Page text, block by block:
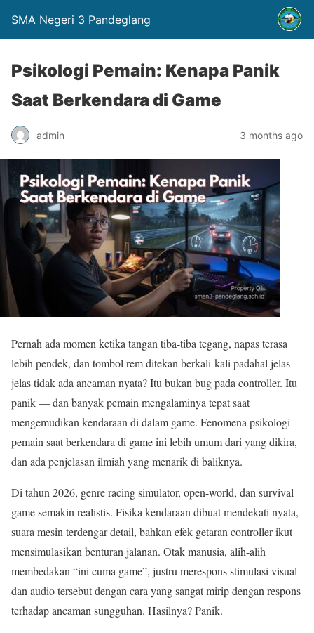
SMA Negeri 3 Pandeglang
Psikologi Pemain: Kenapa Panik
Saat Berkendara di Game
admin 3 months ago
Pernah ada momen ketika tangan tiba-tiba tegang, napas terasa
lebih pendek, dan tombol rem ditekan berkali-kali padahal jelas-
jelas tidak ada ancaman nyata? Itu bukan bug pada controller. Itu
panik — dan banyak pemain mengalaminya tepat saat
mengemudikan kendaraan di dalam game. Fenomena psikologi
pemain saat berkendara di game ini lebih umum dari yang dikira,
dan ada penjelasan ilmiah yang menarik di baliknya.
Di tahun 2026, genre racing simulator, open-world, dan survival
game semakin realistis. Fisika kendaraan dibuat mendekati nyata,
suara mesin terdengar detail, bahkan efek getaran controller ikut
mensimulasikan benturan jalanan. Otak manusia, alih-alih
membedakan “ini cuma game”, justru merespons stimulasi visual
dan audio tersebut dengan cara yang sangat mirip dengan respons
terhadap ancaman sungguhan. Hasilnya? Panik.